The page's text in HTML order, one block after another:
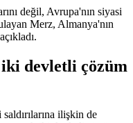
değil, Avrupa'nın siyasi
Merz, Almanya'nın
devletli çözüm
ilişkin de